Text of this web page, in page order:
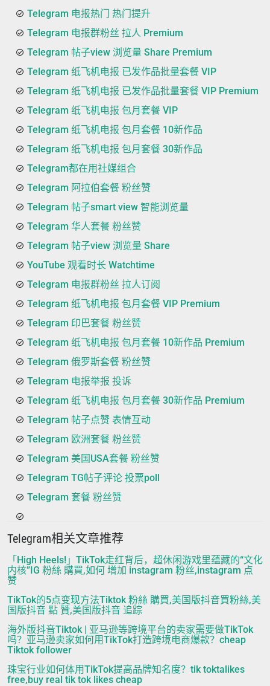
Telegram 电报热门 热门提升
Telegram 电报群粉丝 拉人 Premium
Telegram 帖子view 浏览量 Share Premium
Telegram 纸飞机电报 已发作品批量套餐 VIP
Telegram 纸飞机电报 已发作品批量套餐 VIP Premium
Telegram 纸飞机电报 包月套餐 VIP
Telegram 纸飞机电报 包月套餐 10新作品
Telegram 纸飞机电报 包月套餐 30新作品
Telegram都在用社媒组合
Telegram 阿拉伯套餐 粉丝赞
Telegram 帖子smart view 智能浏览量
Telegram 华人套餐 粉丝赞
Telegram 帖子view 浏览量 Share
YouTube 观看时长 Watchtime
Telegram 电报群粉丝 拉人订阅
Telegram 纸飞机电报 包月套餐 VIP Premium
Telegram 印巴套餐 粉丝赞
Telegram 纸飞机电报 包月套餐 10新作品 Premium
Telegram 俄罗斯套餐 粉丝赞
Telegram 电报举报 投诉
Telegram 纸飞机电报 包月套餐 30新作品 Premium
Telegram 帖子点赞 表情互动
Telegram 欧洲套餐 粉丝赞
Telegram 美国USA套餐 粉丝赞
Telegram TG帖子评论 投票poll
Telegram 套餐 粉丝赞
Telegram相关文章推荐
「High Heels!」TikTok走红背后，超休闲游戏里蕴藏的“文化
内核”IG 粉絲 購買,如何 增加 instagram 粉丝,instagram 点
赞
TikTok的5点变现方法Tiktok 粉絲 購買,美国版抖音買粉絲,美
国版抖音 點 贊,美国版抖音 追踪
海外版抖音Tiktok | 亚马逊等跨境平台的卖家需要做TikTok
吗？亚马逊卖家如何用TikTok打造跨境电商爆款？cheap
Tiktok follower
珠宝行业如何体用TikTok提高品牌知名度？tik toktalikes
free,buy real tik tok likes cheap